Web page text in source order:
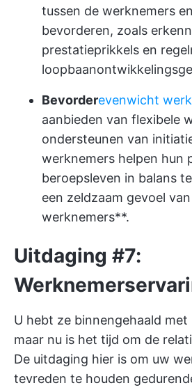
tussen de werknemers
bevorderen, zoals
prestatieprikkels en
Bevorderevenwicht
aanbieden van flexibele
ondersteunen van
werknemers helpen hun
beroepsleven in balans
een zeldzaam gevoel
werknemers**.
Uitdaging #7:
U hebt ze binnengehaald
maar nu is het tijd om de
De uitdaging hier is om uw
tevreden te houden